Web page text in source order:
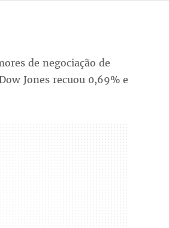
de negociação de
Jones recuou 0,69% e